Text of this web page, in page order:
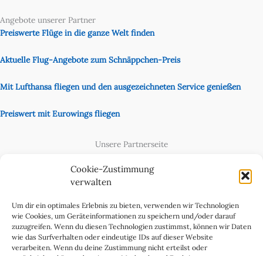
Cookie-Zustimmung
verwalten
Um dir ein optimales Erlebnis zu bieten, verwenden wir Technologien
wie Cookies, um Geräteinformationen zu speichern und/oder darauf
zuzugreifen. Wenn du diesen Technologien zustimmst, können wir Daten
wie das Surfverhalten oder eindeutige IDs auf dieser Website
verarbeiten. Wenn du deine Zustimmung nicht erteilst oder
Angebote unserer Partner
Preiswerte Flüge in die ganze Welt finden
Aktuelle Flug-Angebote zum Schnäppchen-Preis
Mit Lufthansa fliegen und den ausgezeichneten Service genießen
Preiswert mit Eurowings fliegen
Unsere Partnerseite